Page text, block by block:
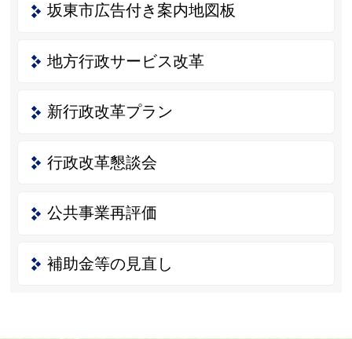
坂東市広告付き案内地図板
地方行政サービス改革
新行政改革プラン
行政改革懇談会
公共事業再評価
補助金等の見直し